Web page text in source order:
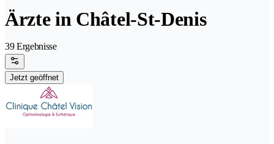
Ärzte in Châtel-St-Denis
39 Ergebnisse
Jetzt geöffnet